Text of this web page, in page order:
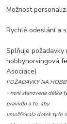
Možnost
Rychlé odeslání a
Splňuje požadavky
hobbyhorsingová
Asociace)
POŽADAVKY NA
- není stanovena délka
pravidlo a to, aby
umožňovala dotek tyče